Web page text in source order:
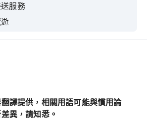
服務
覽（45分鐘）
譯提供，相關用語可能與慣用論
異，請知悉。